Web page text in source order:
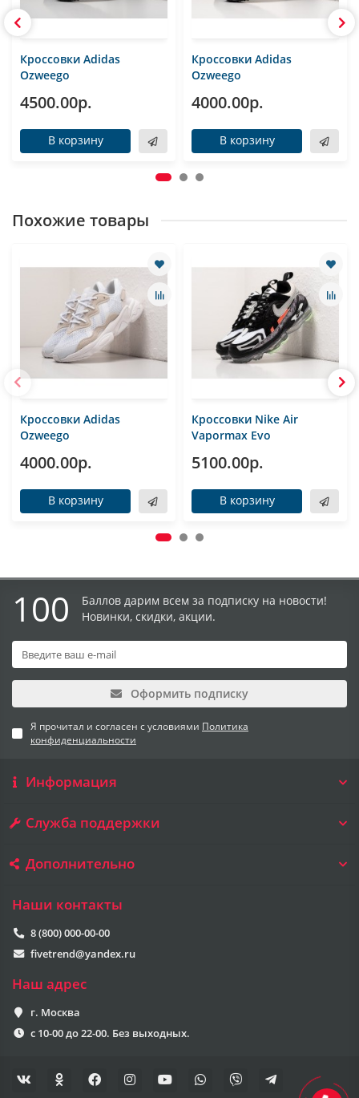
Кроссовки Adidas
Ozweego
4500.00р.
В корзину
Кроссовки Adidas
Ozweego
4000.00р.
В корзину
Похожие товары
Кроссовки Adidas
Ozweego
4000.00р.
В корзину
Кроссовки Nike Air
Vapormax Evo
5100.00р.
В корзину
100
Баллов дарим всем за подписку на новости!
Новинки, скидки, акции.
Оформить подписку
Я прочитал и согласен с условиями Политика
конфиденциальности
Информация
Служба поддержки
Дополнительно
Наши контакты
8 (800) 000-00-00
fivetrend@yandex.ru
Наш адрес
г. Москва
с 10-00 до 22-00. Без выходных.